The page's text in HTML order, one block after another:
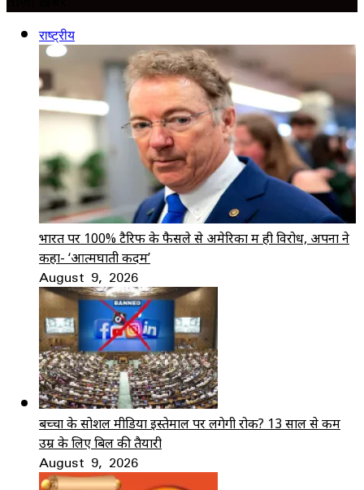
राष्ट्रीय
भारत पर 100% टैरिफ के फैसले से अमेरिका में ही विरोध, अपनों ने
कहा- ‘आत्मघाती कदम’
August 9, 2026
बच्चों के सोशल मीडिया इस्तेमाल पर लगेगी रोक? 13 साल से कम
उम्र के लिए बिल की तैयारी
August 9, 2026